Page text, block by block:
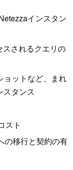
インスタン
されるクエリの
ョットなど、まれ
スタンス
スト
の移行と契約の有